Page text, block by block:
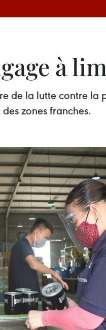
à
de la lutte contre
zones franches.